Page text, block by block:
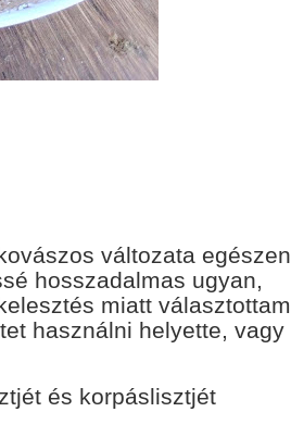
változata egészen
hosszadalmas ugyan,
miatt választottam
használni helyette, vagy
és korpáslisztjét